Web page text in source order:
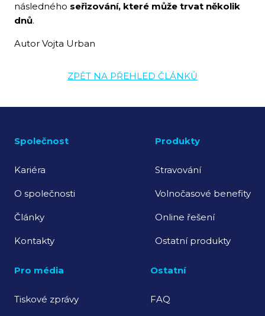
následného seřizování, které může trvat několik
dnů.
Autor Vojta Urban
ZPĚT NA PŘEHLED ČLÁNKŮ
Společnost
Kariéra
O společnosti
Články
Kontakty
Produkty
Stravování
Volnočasové benefity
Online řešení
Ostatní produkty
Pro média
Tiskové zprávy
Ostatní
FAQ